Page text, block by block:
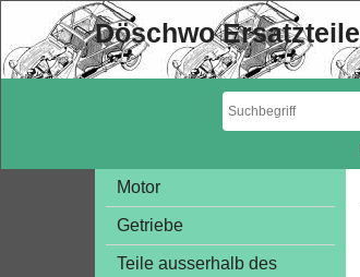
Döschwo Ersatzteile
Motor
Getriebe
Teile ausserhalb des